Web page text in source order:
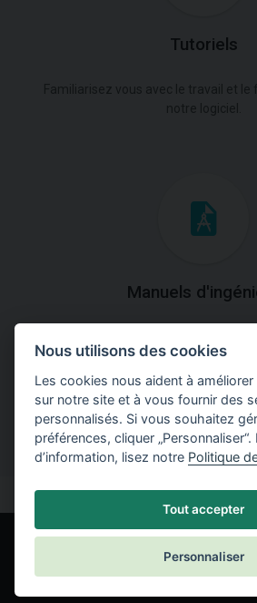
Tutoriels
Manuels
théoriques et pratiques du
programmes.
Nous utilisons des cookies
Les cookies nous aident à
sur notre site et à vous fournir des
personnalisés. Si vous souhaitez
préférences, cliquer „Personnaliser“.
d’information, lisez notre Politique
Tout accepter
Personnaliser